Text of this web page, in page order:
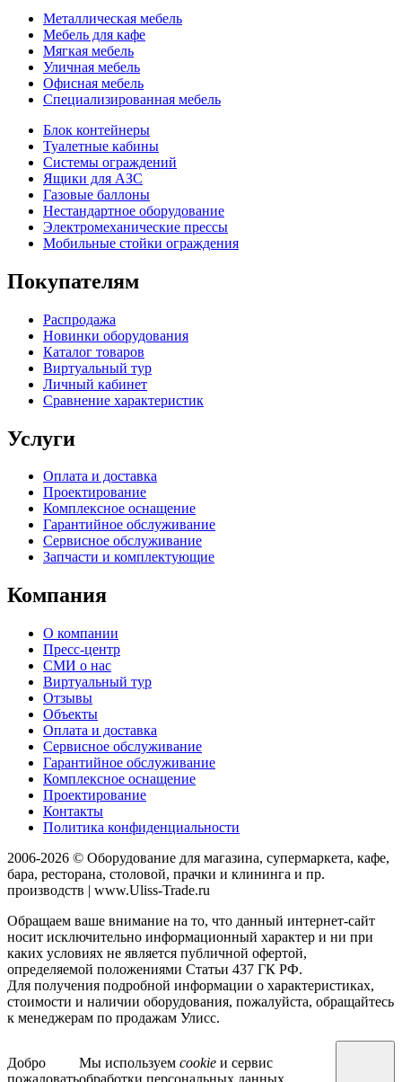
Металлическая мебель
Мебель для кафе
Мягкая мебель
Уличная мебель
Офисная мебель
Специализированная мебель
Блок контейнеры
Туалетные кабины
Системы ограждений
Ящики для АЗС
Газовые баллоны
Нестандартное оборудование
Электромеханические прессы
Мобильные стойки ограждения
Покупателям
Распродажа
Новинки оборудования
Каталог товаров
Виртуальный тур
Личный кабинет
Сравнение характеристик
Услуги
Оплата и доставка
Проектирование
Комплексное оснащение
Гарантийное обслуживание
Сервисное обслуживание
Запчасти и комплектующие
Компания
О компании
Пресс-центр
СМИ о нас
Виртуальный тур
Отзывы
Объекты
Оплата и доставка
Сервисное обслуживание
Гарантийное обслуживание
Комплексное оснащение
Проектирование
Контакты
Политика конфиденциальности
2006-2026 © Оборудование для магазина, супермаркета, кафе,
бара, ресторана, столовой, прачки и клининга и пр.
производств | www.Uliss-Trade.ru
Обращаем ваше внимание на то, что данный интернет-сайт
носит исключительно информационный характер и ни при
каких условиях не является публичной офертой,
определяемой положениями Статьи 437 ГК РФ.
Для получения подробной информации о характеристиках,
стоимости и наличии оборудования, пожалуйста, обращайтесь
к менеджерам по продажам Улисс.
Добро
Мы используем cookie и сервис